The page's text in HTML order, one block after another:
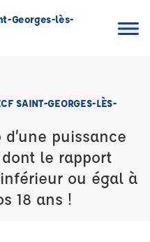
Georges-lès-
SAINT-GEORGES-LÈS-
puissance
le rapport
ou égal à
18 ans !